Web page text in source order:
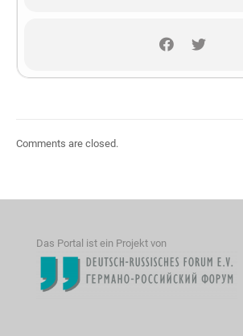
Comments are closed.
Das Portal ist ein Projekt von